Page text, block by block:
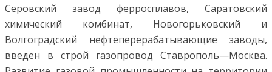
Серовский завод ферросплавов, Саратовский
химический комбинат, Новогорьковский и
Волгоградский нефтеперерабатывающие заводы,
введен в строй газопровод Ставрополь—Москва.